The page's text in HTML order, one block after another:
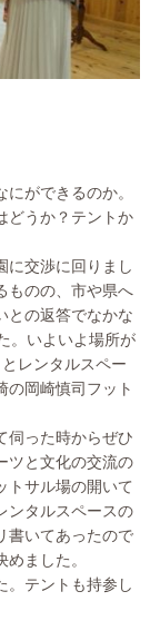
ができるのか。
どうか？テントか
に交渉に回りまし
ものの、市や県へ
との返答でなかな
。いよいよ場所が
レンタルスペー
の岡崎慎司フット
伺った時からぜひ
ツと文化の交流の
トサル場の開いて
ンタルスペースの
書いてあったので
ました。
。テントも持参し